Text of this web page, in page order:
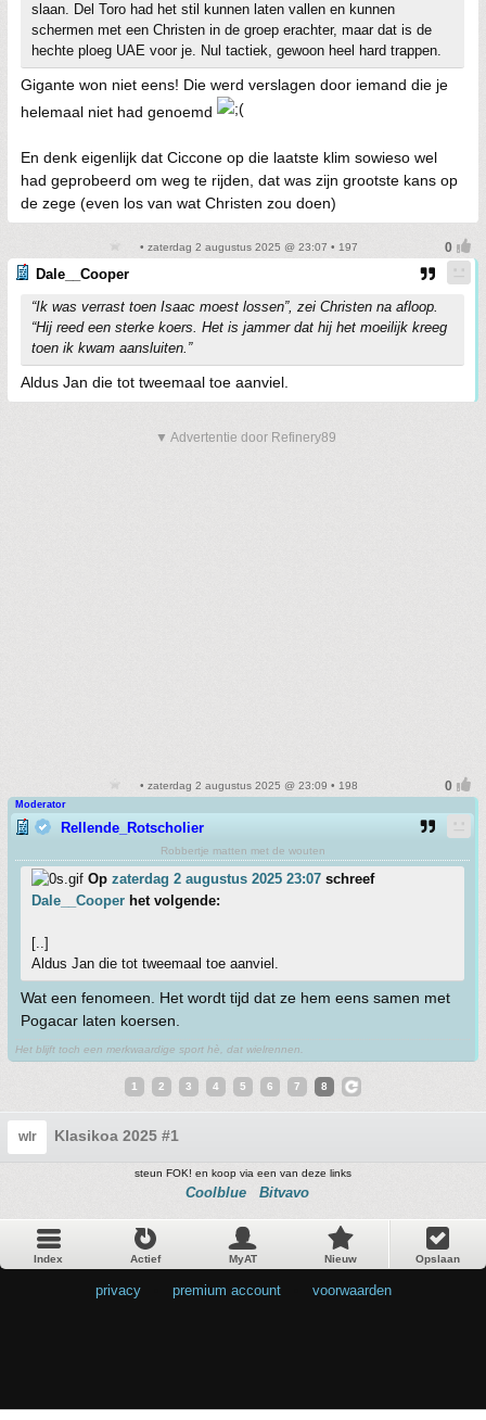
slaan. Del Toro had het stil kunnen laten vallen en kunnen
schermen met een Christen in de groep erachter, maar dat is de
hechte ploeg UAE voor je. Nul tactiek, gewoon heel hard trappen.
Gigante won niet eens! Die werd verslagen door iemand die je
helemaal niet had genoemd
En denk eigenlijk dat Ciccone op die laatste klim sowieso wel
had geprobeerd om weg te rijden, dat was zijn grootste kans op
de zege (even los van wat Christen zou doen)
• zaterdag 2 augustus 2025 @ 23:07 • 197
Dale__Cooper
“Ik was verrast toen Isaac moest lossen”, zei Christen na afloop.
“Hij reed een sterke koers. Het is jammer dat hij het moeilijk kreeg
toen ik kwam aansluiten.”
Aldus Jan die tot tweemaal toe aanviel.
▼ Advertentie door Refinery89
• zaterdag 2 augustus 2025 @ 23:09 • 198
Moderator
Rellende_Rotscholier
Robbertje matten met de wouten
Op zaterdag 2 augustus 2025 23:07 schreef
Dale__Cooper het volgende:
[..]
Aldus Jan die tot tweemaal toe aanviel.
Wat een fenomeen. Het wordt tijd dat ze hem eens samen met
Pogacar laten koersen.
Het blijft toch een merkwaardige sport hè, dat wielrennen.
1 2 3 4 5 6 7 8
wlr Klasikoa 2025 #1
steun FOK! en koop via een van deze links
Coolblue Bitvavo
Index Actief MyAT Nieuw Opslaan
privacy premium account voorwaarden